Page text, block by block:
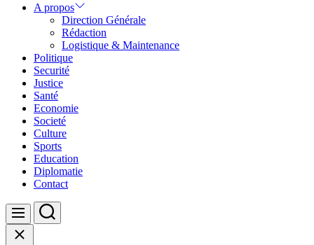
A propos
Direction Générale
Rédaction
Logistique & Maintenance
Politique
Securité
Justice
Santé
Economie
Societé
Culture
Sports
Education
Diplomatie
Contact
Menu Search
Close